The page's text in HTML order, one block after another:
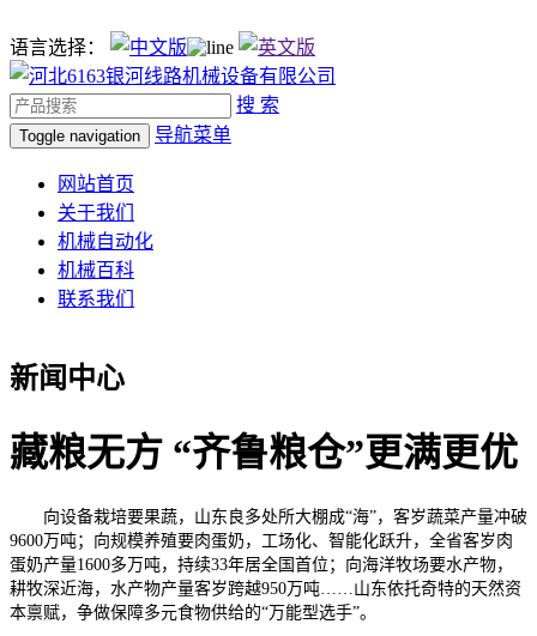
语言选择：
搜 索
Toggle navigation 导航菜单
网站首页
关于我们
机械自动化
机械百科
联系我们
新闻中心
藏粮无方 “齐鲁粮仓”更满更优
向设备栽培要果蔬，山东良多处所大棚成“海”，客岁蔬菜产量冲破
9600万吨；向规模养殖要肉蛋奶，工场化、智能化跃升，全省客岁肉
蛋奶产量1600多万吨，持续33年居全国首位；向海洋牧场要水产物，
耕牧深近海，水产物产量客岁跨越950万吨……山东依托奇特的天然资
本禀赋，争做保障多元食物供给的“万能型选手”。